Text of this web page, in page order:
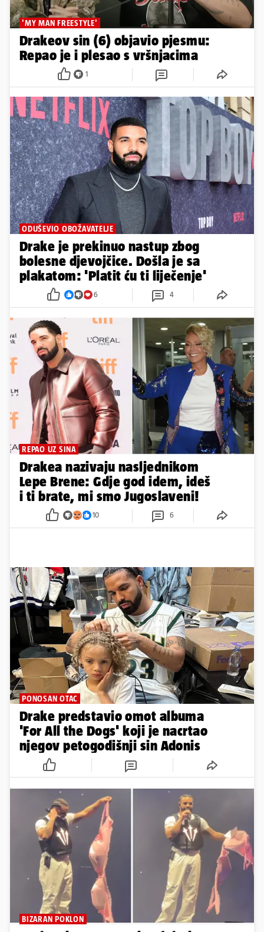
'MY MAN FREESTYLE'
Drakeov sin (6) objavio pjesmu:
Repao je i plesao s vršnjacima
1
ODUŠEVIO OBOŽAVATELJE
Drake je prekinuo nastup zbog
bolesne djevojčice. Došla je sa
plakatom: 'Platit ću ti liječenje'
6 4
REPAO UZ SINA
Drakea nazivaju nasljednikom
Lepe Brene: Gdje god idem, ideš
i ti brate, mi smo Jugoslaveni!
10 6
PONOSAN OTAC
Drake predstavio omot albuma
'For All the Dogs' koji je nacrtao
njegov petogodišnji sin Adonis
BIZARAN POKLON